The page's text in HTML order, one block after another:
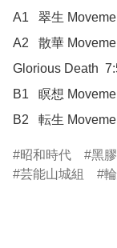
A1	翠生 Movement I. Primordial Germination  11:46
A2	散華 Movement II. Falling As Flowers Do - Dying A
Glorious Death
B1	瞑想 Movement III. Dark Slumber  5:07
B2	転生
昭和時代 黑
芸能山城組